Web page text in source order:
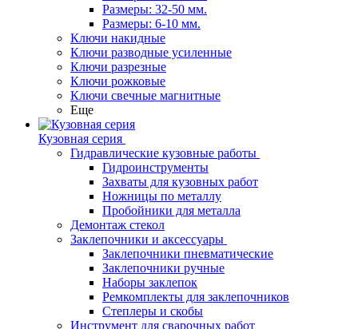
Размеры: 32-50 мм.
Размеры: 6-10 мм.
Ключи накидные
Ключи разводные усиленные
Ключи разрезные
Ключи рожковые
Ключи свечные магнитные
Еще
Кузовная серия
Гидравлические кузовные работы
Гидроинструменты
Захваты для кузовных работ
Ножницы по металлу
Пробойники для металла
Демонтаж стекол
Заклепочники и аксессуары
Заклепочники пневматические
Заклепочники ручные
Наборы заклепок
Ремкомплекты для заклепочников
Степлеры и скобы
Инструмент для сварочных работ